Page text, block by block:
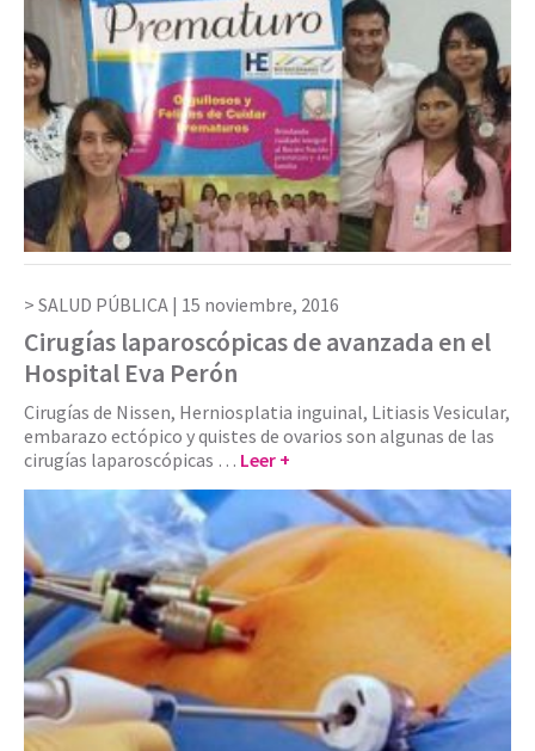
SALUD PÚBLICA | 15 noviembre, 2016
Cirugías laparoscópicas de avanzada en el
Hospital Eva Perón
Cirugías de Nissen, Herniosplatia inguinal, Litiasis Vesicular,
embarazo ectópico y quistes de ovarios son algunas de las
cirugías laparoscópicas … Leer +